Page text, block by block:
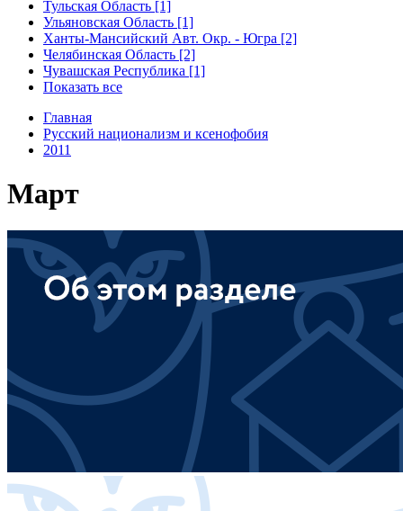
Тульская Область [1]
Ульяновская Область [1]
Ханты-Мансийский Авт. Окр. - Югра [2]
Челябинская Область [2]
Чувашская Республика [1]
Показать все
Главная
Русский национализм и ксенофобия
2011
Март